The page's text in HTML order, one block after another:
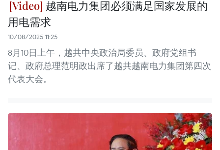
越南电力集团必须满足国家发展的
用电需求
10/08/2025 11:25
8月10日上午，越共中央政治局委员、政府党组书
记、政府总理范明政出席了越共越南电力集团第四次
代表大会。